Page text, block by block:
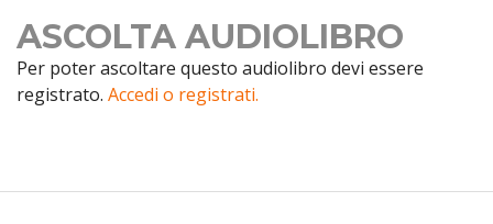
ASCOLTA AUDIOLIBRO
Per poter ascoltare questo audiolibro devi essere
registrato. Accedi o registrati.